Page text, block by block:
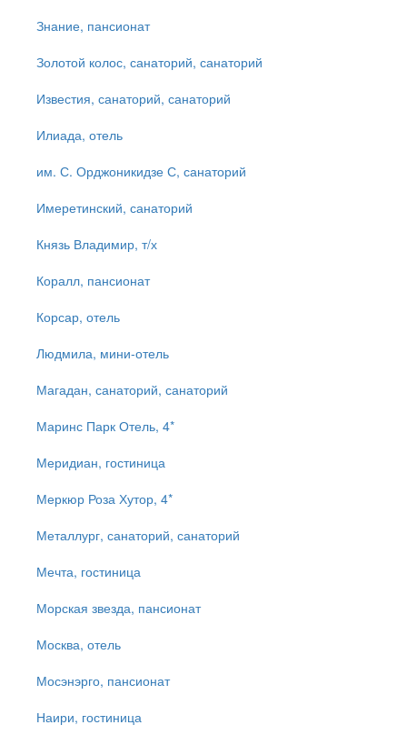
Знание, пансионат
Золотой колос, санаторий, санаторий
Известия, санаторий, санаторий
Илиада, отель
им. С. Орджоникидзе С, санаторий
Имеретинский, санаторий
Князь Владимир, т/х
Коралл, пансионат
Корсар, отель
Людмила, мини-отель
Магадан, санаторий, санаторий
Маринс Парк Отель, 4*
Меридиан, гостиница
Меркюр Роза Хутор, 4*
Металлург, санаторий, санаторий
Мечта, гостиница
Морская звезда, пансионат
Москва, отель
Мосэнэрго, пансионат
Наири, гостиница